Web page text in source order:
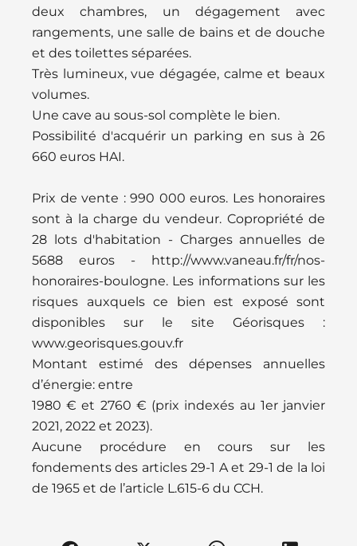
deux chambres, un dégagement avec
rangements, une salle de bains et de douche
et des toilettes séparées.
Très lumineux, vue dégagée, calme et beaux
volumes.
Une cave au sous-sol complète le bien.
Possibilité d'acquérir un parking en sus à 26
660 euros HAI.
Prix de vente : 990 000 euros. Les honoraires
sont à la charge du vendeur. Copropriété de
28 lots d'habitation - Charges annuelles de
5688 euros - http://www.vaneau.fr/fr/nos-
honoraires-boulogne. Les informations sur les
risques auxquels ce bien est exposé sont
disponibles sur le site Géorisques :
www.georisques.gouv.fr
Montant estimé des dépenses annuelles
d’énergie: entre
1980 € et 2760 € (prix indexés au 1er janvier
2021, 2022 et 2023).
Aucune procédure en cours sur les
fondements des articles 29-1 A et 29-1 de la loi
de 1965 et de l’article L.615-6 du CCH.